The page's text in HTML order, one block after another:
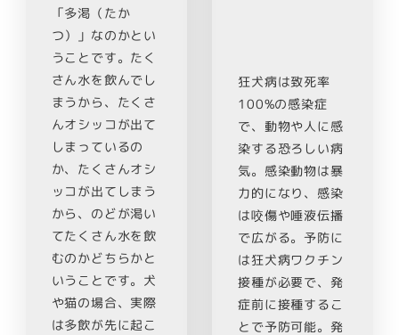
「多渇（たか
つ）」なのかとい
うことです。たく
さん水を飲んでし
まうから、たくさ
んオシッコが出て
しまっているの
か、たくさんオシ
ッコが出てしまう
から、のどが渇い
てたくさん水を飲
むのかどちらかと
いうことです。犬
や猫の場合、実際
は多飲が先に起こ
狂犬病は致死率
100%の感染症
で、動物や人に感
染する恐ろしい病
気。感染動物は暴
力的になり、感染
は咬傷や唾液伝播
で広がる。予防に
は狂犬病ワクチン
接種が必要で、発
症前に接種するこ
とで予防可能。発